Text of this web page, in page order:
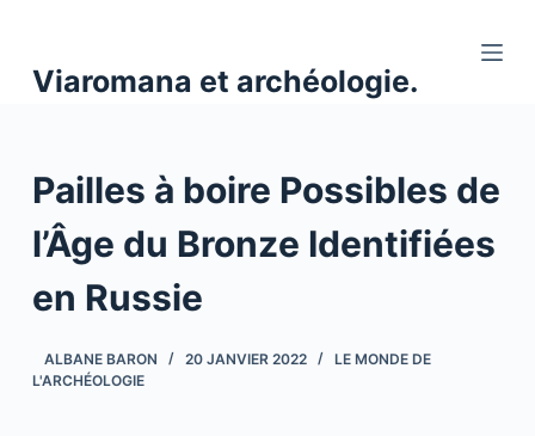
o
Viaromana et archéologie.
Pailles à boire Possibles de
l’Âge du Bronze Identifiées
en Russie
ALBANE BARON 20 JANVIER 2022
LE MONDE DE
L'ARCHÉOLOGIE